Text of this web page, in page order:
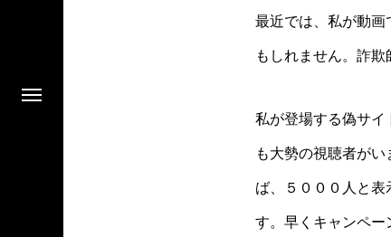
最近では、私が動画
もしれません。詐欺
私が登場する偽サイ
も大勢の視聴者が
ば、５０００人と
す。早くキャンペー